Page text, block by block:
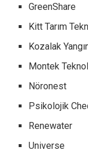
GreenShare
Kitt Tarım
Kozalak
Montek
Nöronest
Psikolojik
Renewater
Universe